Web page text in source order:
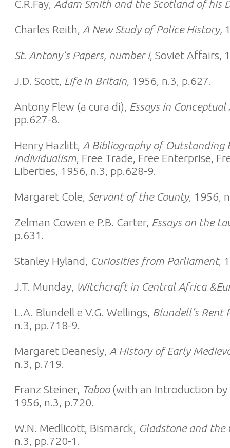
C.R.Fay, Adam Smith and the Scotland of his
Charles Reith, A New Study of Police History,
St. Antony’s Papers, number I, Soviet Affairs,
J.D. Scott, Life in Britain, 1956, n.3, p.627.
Antony Flew (a cura di), Essays in Conceptual
pp.627-8.
Henry Hazlitt, A Bibliography of Outstanding
Individualism, Free Trade, Free Enterprise,
Liberties, 1956, n.3, pp.628-9.
Margaret Cole, Servant of the County, 1956,
Zelman Cowen e P.B. Carter, Essays on the
p.631.
Stanley Hyland, Curiosities from Parliament,
J.T. Munday, Witchcraft in Central Africa
L.A. Blundell e V.G. Wellings, Blundell’s Rent
n.3, pp.718-9.
Margaret Deanesly, A History of Early
n.3, p.719.
Franz Steiner, Taboo (with an Introduction by
1956, n.3, p.720.
W.N. Medlicott, Bismarck, Gladstone and the
n.3, pp.720-1.